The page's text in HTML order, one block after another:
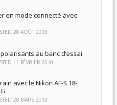
en mode connecté avec
28 AOÛT 2008
au banc d’essai
11 FÉVRIER 2010
avec le Nikon AF-S 18-
28 MARS 2013